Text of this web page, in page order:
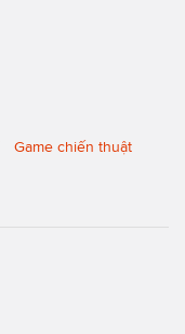
Game chiến thuật